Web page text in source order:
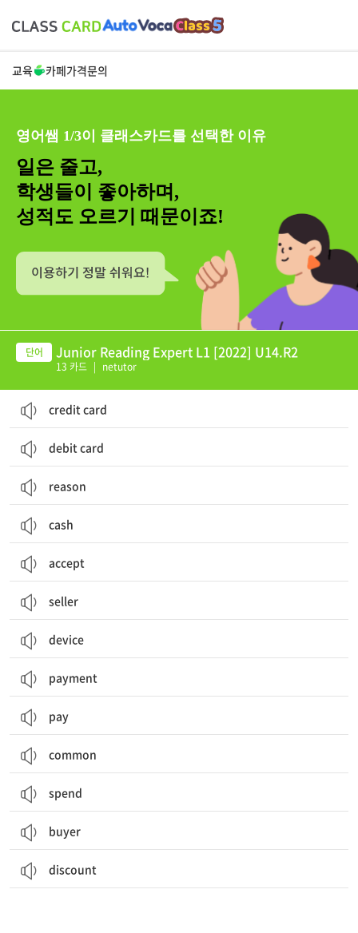
교육 카페가격문의
영어쌤 1/3이 클래스카드를 선택한 이유
일은 줄고,
학생들이 좋아하며,
성적도 오르기 때문이죠!
Junior Reading Expert L1 [2022] U14.R2
13 카드 | netutor
credit card
debit card
reason
cash
accept
seller
device
payment
pay
common
spend
buyer
discount